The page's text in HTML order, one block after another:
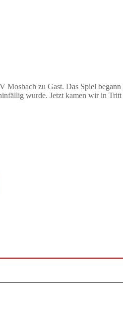
Mosbach zu Gast. Das Spiel
wurde. Jetzt kamen wir in